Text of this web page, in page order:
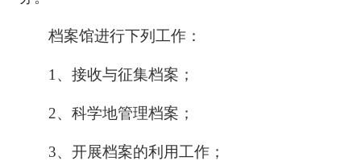
档案馆进行下列工作：
1、 接收与征集档案；
2、 科学地管理档案；
3、 开展档案的利用工作；